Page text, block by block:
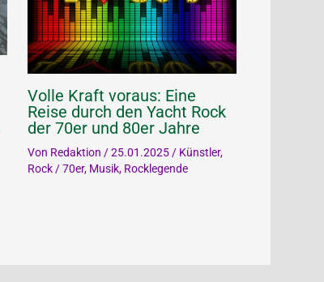
Volle Kraft voraus: Eine
Reise durch den Yacht Rock
der 70er und 80er Jahre
Von Redaktion /25.01.2025 / Künstler,
Rock/70er, Musik, Rocklegende